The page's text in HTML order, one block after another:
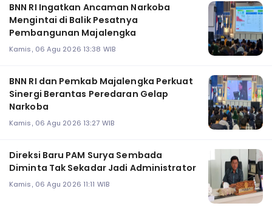
BNN RI Ingatkan Ancaman Narkoba
Mengintai di Balik Pesatnya
Pembangunan Majalengka
Kamis, 06 Agu 2026 13:38 WIB
BNN RI dan Pemkab Majalengka Perkuat
Sinergi Berantas Peredaran Gelap
Narkoba
Kamis, 06 Agu 2026 13:27 WIB
Direksi Baru PAM Surya Sembada
Diminta Tak Sekadar Jadi Administrator
Kamis, 06 Agu 2026 11:11 WIB